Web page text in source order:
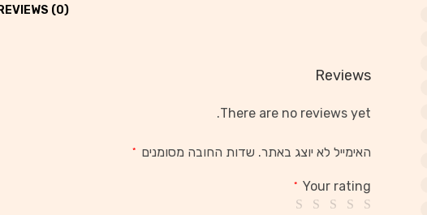
REVIEWS (0)
Reviews
There are no reviews yet.
האימייל לא יוצג באתר. שדות החובה מסומנים *
Your rating
*